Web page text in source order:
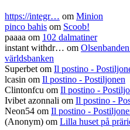
https://integr… om Minion
pinco bahis om Scoob!
paaaa om 102 dalmatiner
instant withdr… om
världsbanken
Superbet om Il postino -
lcasin om Il postino - Postiljonen
Clintonfcu om Il postino -
Ivibet azonnali om Il postino -
Neon54 om Il postino -
(Anonym) om Lilla huset på